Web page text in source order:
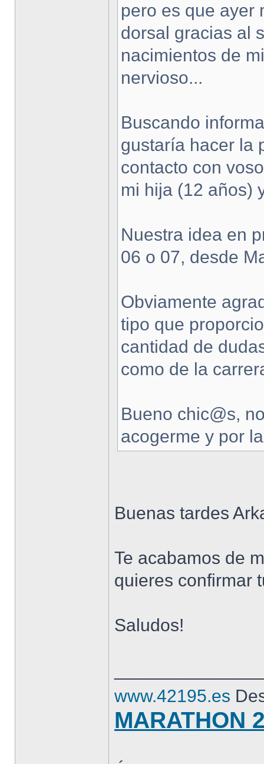
pero es que ayer
dorsal gracias al
nacimientos de
nervioso...
Buscando
gustaría hacer la
contacto con
mi hija (12 años)
Nuestra idea en
06 o 07, desde
Obviamente
tipo que
cantidad de
como de la
Bueno chic@s,
acogerme y por
Buenas tardes
Te acabamos de
quieres confirmar
Saludos!
www.42195.es
MARATHON